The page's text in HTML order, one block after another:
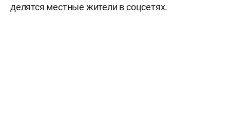
делятся местные жители в соцсетях.